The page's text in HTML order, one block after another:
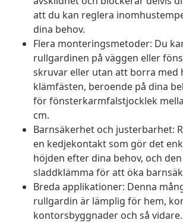
att du kan reglera
dina behov.
Flera monteringsmetoder: Du
rullgardinen på väggen eller
skruvar eller utan att borra med
klämfästen, beroende på dina
för fönsterkarmfalstjocklek
cm.
Barnsäkerhet och justerbarhet:
en kedjekontakt som gör det
höjden efter dina behov, och
sladdklämma för att öka
Breda applikationer: Denna
rullgardin är lämplig för hem,
kontorsbyggnader och så vidare.